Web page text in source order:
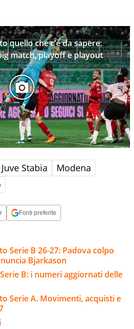
quello che c’è da sapere:
match, playoff e playout
Juve Stabia
Modena
Fonti preferite
Serie B 26-27: Padova colpo
Bjarkason
B: i numeri aggiornati delle
Serie A. Movimenti, acquisti e